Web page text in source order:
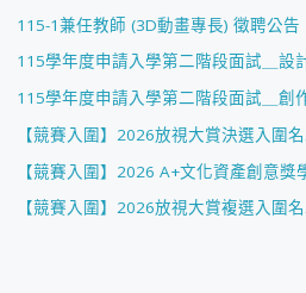
115-1兼任教師 (3D動畫專長) 徵聘公告
115學年度申請入學第二階段面試＿設
115學年度申請入學第二階段面試＿創
【競賽入圍】2026放視大賞決選入圍
【競賽入圍】2026 A+文化資產創意獎
【競賽入圍】2026放視大賞複選入圍